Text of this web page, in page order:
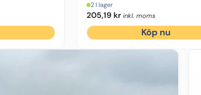
2 I lager
205,19 kr inkl. moms
Köp nu